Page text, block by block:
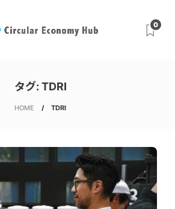
0
タグ: TDRI
HOME TDRI